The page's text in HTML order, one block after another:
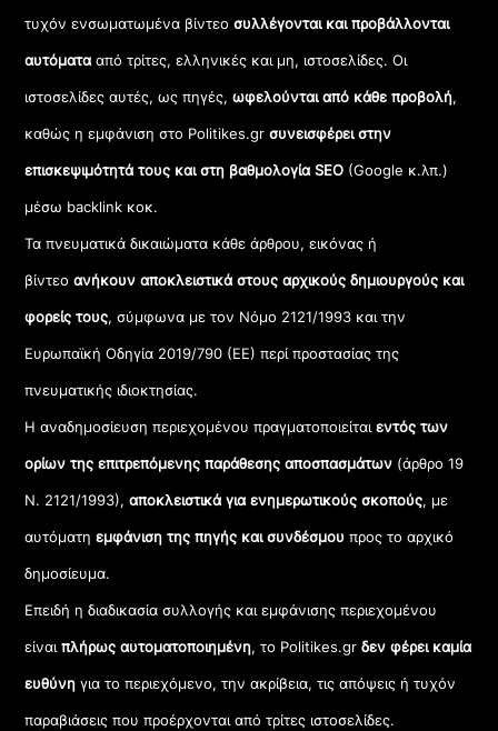
τυχόν ενσωματωμένα βίντεοσυλλέγονται και προβάλλονται
αυτόματααπό τρίτες, ελληνικές και μη, ιστοσελίδες. Οι
ιστοσελίδες αυτές, ως πηγές,ωφελούνται από κάθε προβολή,
καθώς η εμφάνιση στο Politikes.gr συνεισφέρει στην
επισκεψιμότητά τους και στη βαθμολογία SEO (Google κ.λπ.)
μέσω backlink κοκ.
Τα πνευματικά δικαιώματα κάθε άρθρου, εικόνας ή
βίντεοανήκουν αποκλειστικά στους αρχικούς δημιουργούς και
φορείς τους, σύμφωνα με τον Νόμο 2121/1993 και την
Ευρωπαϊκή Οδηγία 2019/790 (ΕΕ) περί προστασίας της
πνευματικής ιδιοκτησίας.
Η αναδημοσίευση περιεχομένου πραγματοποιείταιεντός των
ορίων της επιτρεπόμενης παράθεσης αποσπασμάτων (άρθρο 19
Ν. 2121/1993), αποκλειστικά για ενημερωτικούς σκοπούς, με
αυτόματηεμφάνιση της πηγής και συνδέσμου προς το αρχικό
δημοσίευμα.
Επειδή η διαδικασία συλλογής και εμφάνισης περιεχομένου
είναιπλήρως αυτοματοποιημένη, το Politikes.grδεν φέρει καμία
ευθύνη για το περιεχόμενο, την ακρίβεια, τις απόψεις ή τυχόν
παραβιάσεις που προέρχονται από τρίτες ιστοσελίδες.